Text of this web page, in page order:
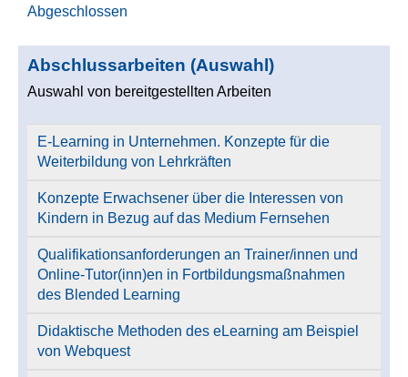
Abgeschlossen
Abschlussarbeiten (Auswahl)
Auswahl von bereitgestellten Arbeiten
E-Learning in Unternehmen. Konzepte für die
Weiterbildung von Lehrkräften
Konzepte Erwachsener über die Interessen von
Kindern in Bezug auf das Medium Fernsehen
Qualifikationsanforderungen an Trainer/innen und
Online-Tutor(inn)en in Fortbildungsmaßnahmen
des Blended Learning
Didaktische Methoden des eLearning am Beispiel
von Webquest